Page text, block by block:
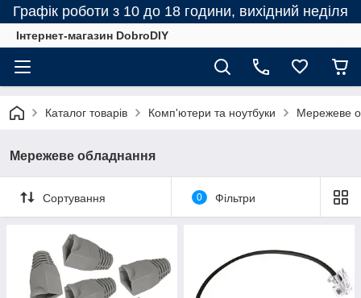
Графік роботи з 10 до 18 години, вихідний неділя
Інтернет-магазин DobroDIY
Каталог товарів Комп'ютери та ноутбуки Мережеве
Мережеве обладнання
Сортування 0 Фільтри